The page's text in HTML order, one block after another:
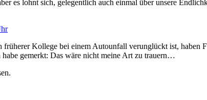
es lohnt sich, gele­gent­lich auch ein­mal über unse­re
frü­he­rer Kollege bei einem Autounfall ver­un­glückt ist, haben
gemerkt: Das wäre nicht mei­ne Art zu trauern…